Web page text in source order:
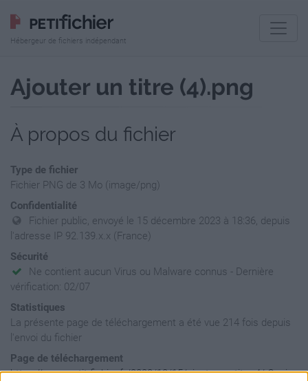
Hébergeur de fichiers indépendant
Ajouter un titre (4).png
À propos du fichier
Type de fichier
Fichier PNG de 3 Mo (image/png)
Confidentialité
Fichier public, envoyé le 15 décembre 2023 à 18:36, depuis
l'adresse IP 92.139.x.x (France)
Sécurité
Ne contient aucun Virus ou Malware connus - Dernière
vérification: 02/07
Statistiques
La présente page de téléchargement a été vue 214 fois depuis
l'envoi du fichier
Page de téléchargement
https://www.petit-fichier.fr/2023/12/15/ajouter-un-titre-4/ Copier